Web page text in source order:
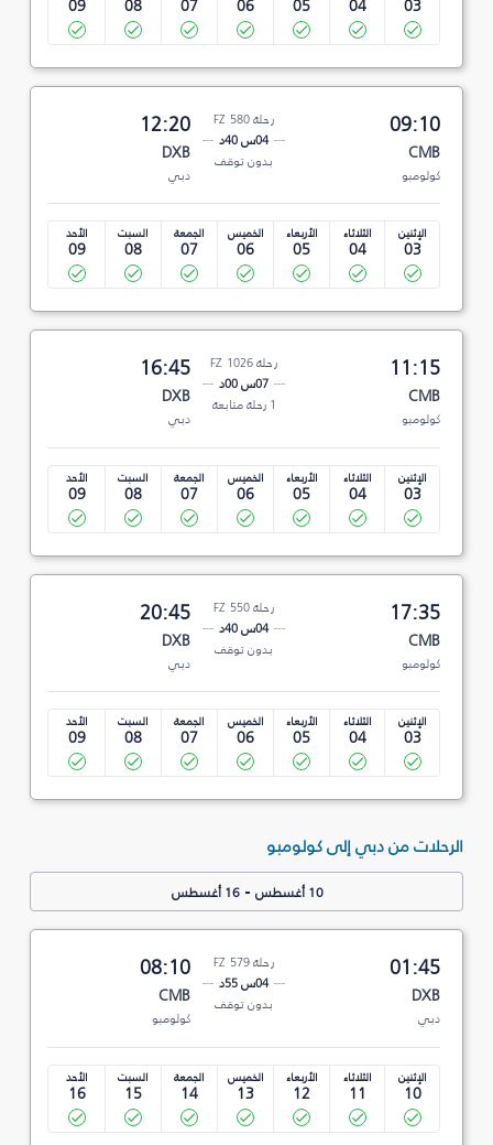
03
04
05
06
07
08
09
09:10
CMB
كولومبو
رحلة FZ 580
04س 40د
بدون توقف
12:20
DXB
دبي
الإثنين
03
الثلاثاء
04
الأربعاء
05
الخميس
06
الجمعة
07
السبت
08
الأحد
09
11:15
CMB
كولومبو
رحلة FZ 1026
07س 00د
1 رحلة متابعة
16:45
DXB
دبي
الإثنين
03
الثلاثاء
04
الأربعاء
05
الخميس
06
الجمعة
07
السبت
08
الأحد
09
17:35
CMB
كولومبو
رحلة FZ 550
04س 40د
بدون توقف
20:45
DXB
دبي
الإثنين
03
الثلاثاء
04
الأربعاء
05
الخميس
06
الجمعة
07
السبت
08
الأحد
09
الرحلات من دبي إلى كولومبو
10 أغسطس -16 أغسطس
01:45
DXB
دبي
رحلة FZ 579
04س 55د
بدون توقف
08:10
CMB
كولومبو
الإثنين
10
الثلاثاء
11
الأربعاء
12
الخميس
13
الجمعة
14
السبت
15
الأحد
16